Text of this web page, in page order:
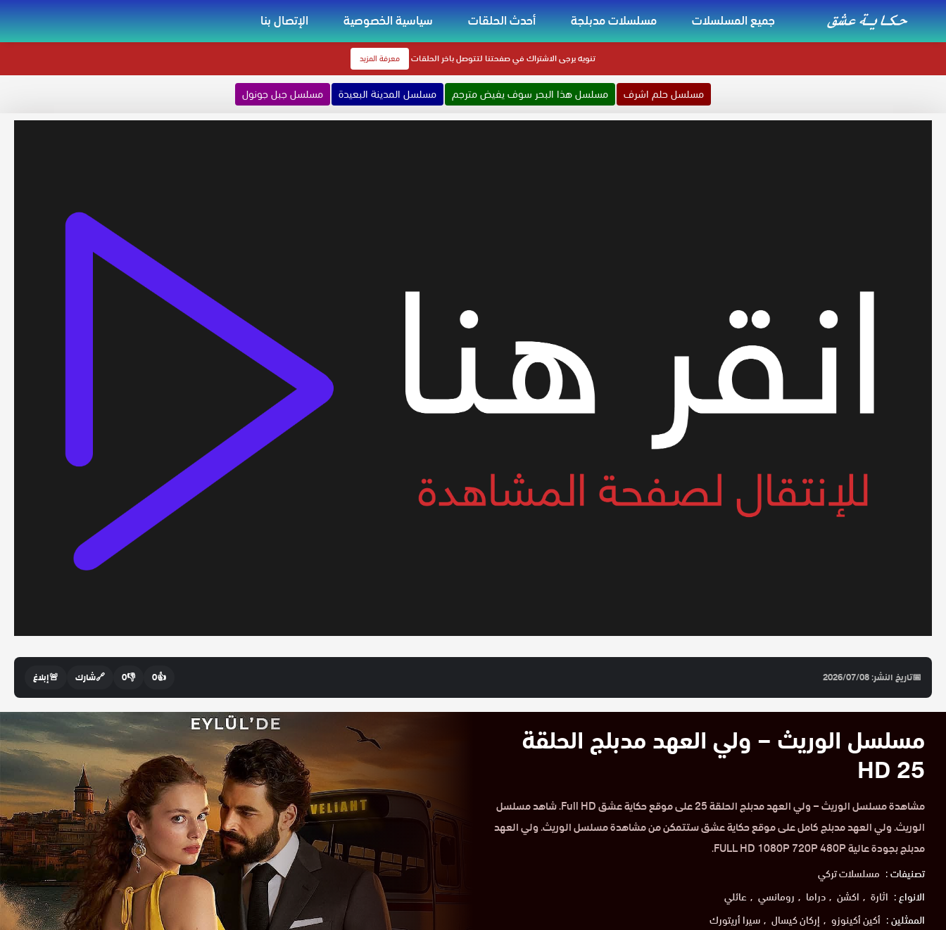
جميع المسلسلات مسلسلات مدبلجة أحدث الحلقات سياسية الخصوصية الإتصال بنا
تنويهيرجى الاشتراك في صفحتنا لتتوصل باخر الحلقات معرفة المزيد
مسلسل حلم اشرف مسلسل هذا البحر سوف يفيض مترجم مسلسل المدينة البعيدة مسلسل جبل جونول
📅تاريخ النشر: 2026/07/08 👍
0
👎
0
🔗شارك 🚨إبلاغ
مسلسل الوريث – ولي العهد مدبلج الحلقة
25 HD
مشاهدة مسلسل الوريث – ولي العهد مدبلج الحلقة 25 على موقع حكاية عشق Full HD. شاهد مسلسل
الوريث. ولي العهد مدبلج كامل على موقع حكاية عشق ستتمكن من مشاهدة مسلسل الوريث. ولي العهد
مدبلج بجودة عالية FULL HD 1080P 720P 480P.
تصنيفات : مسلسلات تركي
الانواع : اثارة اكشن دراما رومانسي
عائلي
الممثلين : أكين أكينوزو إركان كيسال سيرا أريتورك